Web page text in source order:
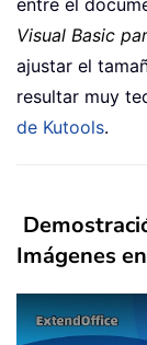
Visual Basic
ajustar el
resultar muy
de Kutools.
Imágenes